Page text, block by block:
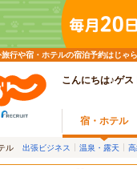
旅行や宿・ホテルの宿泊予約はじ
こんにちは♪ゲス
宿・ホテル
ル 出張ビジネス 温泉・露天